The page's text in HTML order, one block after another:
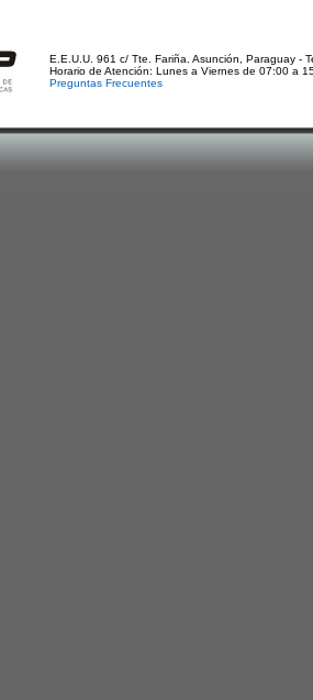
E.E.U.U. 961 c/ Tte. Fariña. Asunción, Paraguay -
Horario de Atención: Lunes a Viernes de 07:00 a
Preguntas Frecuentes